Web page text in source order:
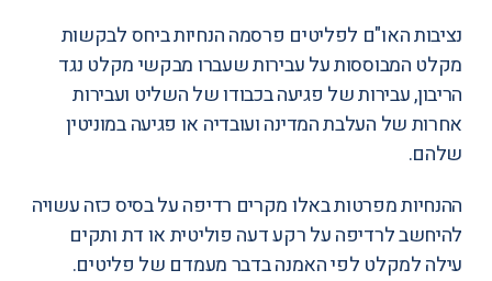
נציבות האו"ם לפליטים פרסמה הנחיות ביחס לבקשות
מקלט המבוססות על עבירות שעברו מבקשי מקלט נגד
הריבון, עבירות של פגיעה בכבודו של השליט ועבירות
אחרות של העלבת המדינה ועובדיה או פגיעה במוניטין
שלהם.
ההנחיות מפרטות באלו מקרים רדיפה על בסיס כזה עשויה
להיחשב לרדיפה על רקע דעה פוליטית או דת ותקים
עילה למקלט לפי האמנה בדבר מעמדם של פליטים.